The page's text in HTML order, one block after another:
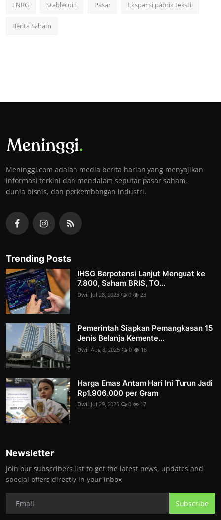
ENRG Stablecoin Pasar Ekspansi pabrik tekstil
Berita Saham
Meninggi.com adalah media berita harian yang menyajikan
informasi terkini dan mendalam seputar pasar saham,
dunia bisnis, dan perkembangan industri.
Trending Posts
IHSG Berpotensi Lanjut Menguat ke
7.800, Saham BRIS, TO...
Dwii Jul 28, 2025 0 23
Pemerintah Siapkan Pemangkasan 15
Jenis Belanja Kemente...
Dwii Aug 8, 2025 0 18
Harga Emas Antam Hari Ini Turun Jadi
Rp1.906.000 per Gram
Dwii Jul 29, 2025 0 17
Newsletter
Join our subscribers list to get the latest news, updates and
special offers directly in your inbox
Subscribe